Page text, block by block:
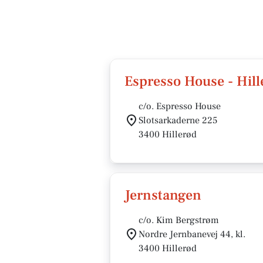
Espresso House -
c/o. Espresso House
Slotsarkaderne 225
3400 Hillerød
Jernstangen
c/o. Kim Bergstrøm
Nordre Jernbanevej 44, kl.
3400 Hillerød